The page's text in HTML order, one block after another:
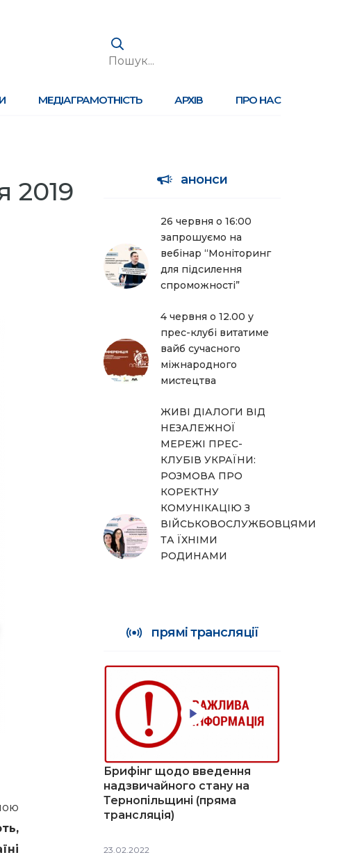
МЕДІАГРАМОТНІСТЬ АРХІВ ПРО НАС
2019
анонси
26 червня о 16:00
запрошуємо на
вебінар “Моніторинг
для підсилення
спроможності”
4 червня о 12.00 у
прес-клубі витатиме
вайб сучасного
міжнародного
мистецтва
ЖИВІ ДІАЛОГИ ВІД
НЕЗАЛЕЖНОЇ
МЕРЕЖІ ПРЕС-
КЛУБІВ УКРАЇНИ:
РОЗМОВА ПРО
КОРЕКТНУ
КОМУНІКАЦІЮ З
ВІЙСЬКОВОСЛУЖБОВЦЯМИ
ТА ЇХНІМИ
РОДИНАМИ
прямі трансляції
Брифінг щодо введення
надзвичайного стану на
Тернопільщині (пряма
трансляція)
23.02.2022